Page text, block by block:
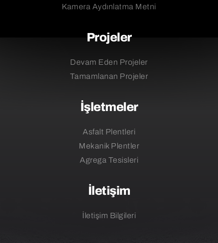
Kamera Aydınlatma Metni
Projeler
Devam Eden Projeler
Tamamlanan Projeler
İşletmeler
Asfalt Plentleri
Mekanik Plentler
Agrega Tesisleri
İletişim
İletişim Bilgileri